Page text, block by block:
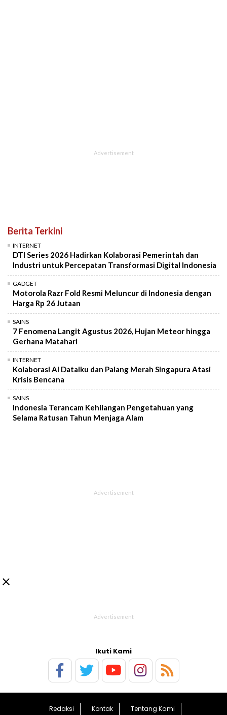
Berita Terkini
INTERNET
DTI Series 2026 Hadirkan Kolaborasi Pemerintah dan
Industri untuk Percepatan Transformasi Digital Indonesia
GADGET
Motorola Razr Fold Resmi Meluncur di Indonesia dengan
Harga Rp 26 Jutaan
SAINS
7 Fenomena Langit Agustus 2026, Hujan Meteor hingga
Gerhana Matahari
INTERNET
Kolaborasi AI Dataiku dan Palang Merah Singapura Atasi
Krisis Bencana
SAINS
Indonesia Terancam Kehilangan Pengetahuan yang
Selama Ratusan Tahun Menjaga Alam

Ikuti Kami
Redaksi Kontak Tentang Kami